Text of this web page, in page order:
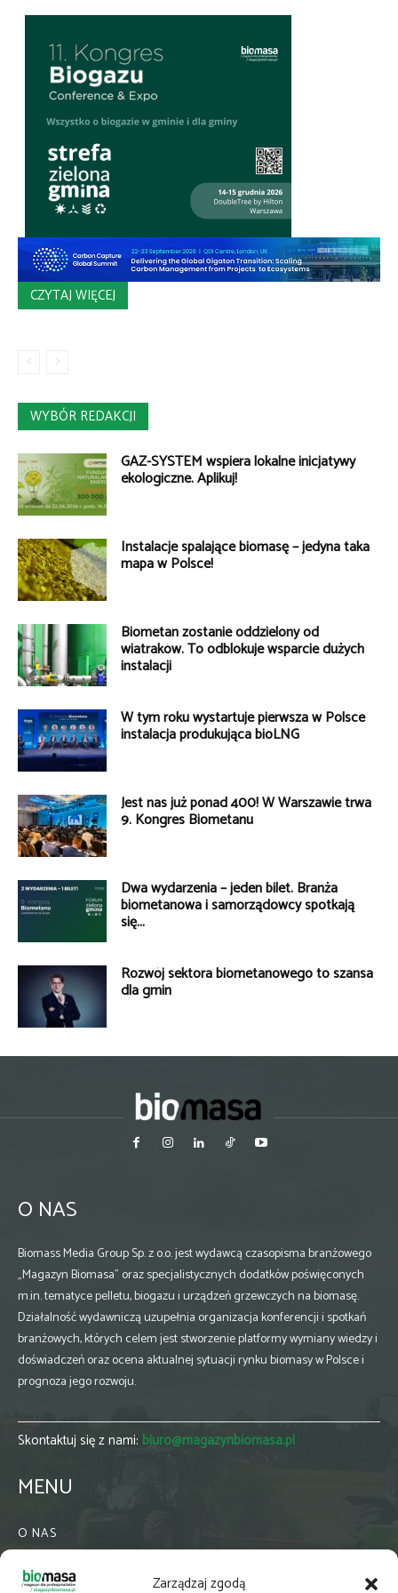
Zarządzaj zgodą
CZYTAJ WIĘCEJ
WYBÓR REDAKCJI
GAZ-SYSTEM wspiera lokalne inicjatywy
ekologiczne. Aplikuj!
Instalacje spalające biomasę – jedyna taka
mapa w Polsce!
Biometan zostanie oddzielony od
wiatraków. To odblokuje wsparcie dużych
instalacji
W tym roku wystartuje pierwsza w Polsce
instalacja produkująca bioLNG
Jest nas już ponad 400! W Warszawie trwa
9. Kongres Biometanu
Dwa wydarzenia – jeden bilet. Branża
biometanowa i samorządowcy spotkają
się...
Rozwój sektora biometanowego to szansa
dla gmin
O NAS
Biomass Media Group Sp. z o.o. jest wydawcą czasopisma branżowego
„Magazyn Biomasa” oraz specjalistycznych dodatków poświęconych
m.in. tematyce pelletu, biogazu i urządzeń grzewczych na biomasę.
Działalność wydawniczą uzupełnia organizacja konferencji i spotkań
branżowych, których celem jest stworzenie platformy wymiany wiedzy i
doświadczeń oraz ocena aktualnej sytuacji rynku biomasy w Polsce i
prognoza jego rozwoju.
Skontaktuj się z nami: biuro@magazynbiomasa.pl
MENU
O NAS
WSPÓŁPRACA